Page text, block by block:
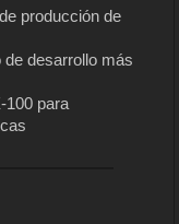
producción de
de desarrollo más
100 para